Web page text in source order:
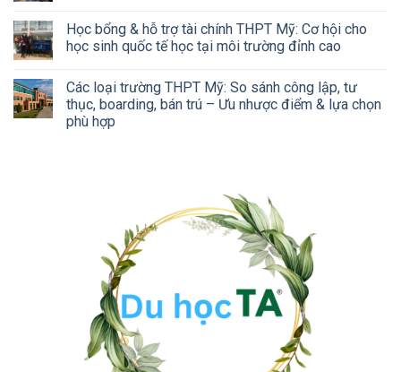
Học bổng & hỗ trợ tài chính THPT Mỹ: Cơ hội cho
học sinh quốc tế học tại môi trường đỉnh cao
Các loại trường THPT Mỹ: So sánh công lập, tư
thục, boarding, bán trú – Ưu nhược điểm & lựa chọn
phù hợp